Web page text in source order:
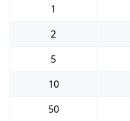
1
2
5
10
50